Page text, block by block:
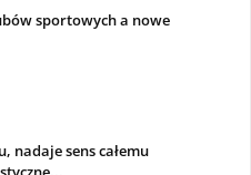
sportowych a nowe
nadaje sens całemu